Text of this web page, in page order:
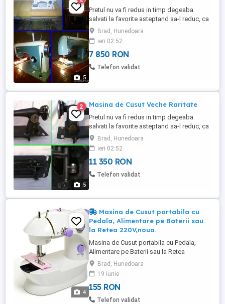
5
Pretul nu va fi redus in timp degeaba
salvati la favorite asteptand sa-l reduc, ca
practic il urc treptat Doar 7850 lei
negociabil ambele la pachet, oricum au
valoare mult mai mare de atat pentru ca
NU se mai fabrica asa ceva Nu le dau
separat Nu le trimit cu ramburs Nu ma
Brad, Hunedoara
ieri 02:52
7 850 RON
Telefon validat
5
2 Masina de Cusut Veche Raritate
Pretul nu va fi redus in timp degeaba
salvati la favorite asteptand sa-l reduc, ca
practic il urc treptat Doar 11350 lei
negociabil, oricum are valoare mult mai
mare de atat pentru ca NU se mai fabrica
asa ceva Nu-l trimit cu ramburs Nu ma
grabesc sa-l vand Rog nu mai deranjati si
Brad, Hunedoara
ieri 02:52
11 350 RON
Telefon validat
4
Masina de Cusut portabila cu
Pedala, Alimentare pe Baterii sau
la Retea 220V,noua.
Masina de Cusut portabila cu Pedala,
Alimentare pe Baterii sau la Retea
220V,noua.Acest dispozitiv este operat cu
pedala, ca la o masina mai mare sau de un
buton de pe carcasa. Zona de lucru este
iluminata. Caracteristicile produsului:
Produs nou de inalta calitate. Perfect
Brad, Hunedoara
19 iunie
155 RON
Telefon validat